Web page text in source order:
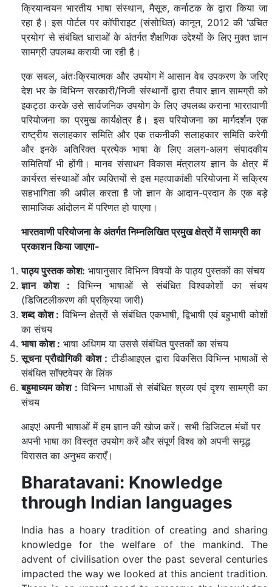
क्रियान्वयन भारतीय भाषा संस्थान, मैसूरु, कर्नाटक के द्वारा किया जा
रहा है। इस पोर्टल पर कॉपीराइट (संसोधित) कानून, 2012 की ‘उचित
प्रयोग’ से संबंधित धाराओं के अंतर्गत शैक्षणिक उद्देश्यों के लिए मुक्त ज्ञान
सामग्री उपलब्ध करायी जा रही है।
एक सबल, अंतःक्रियात्मक और उपयोग में आसान वेब उपकरण के जरिए
देश भर के विभिन्न सरकारी/निजी संस्थानों द्वारा तैयार ज्ञान सामग्री को
इकट्ठा करके उसे सार्वजनिक उपयोग के लिए उपलब्ध कराना भारतवाणी
परियोजना का प्रमुख कार्यक्षेत्र है। इस परियोजना का मार्गदर्शन एक
राष्ट्रीय सलाहकार समिति और एक तकनीकी सलाहकार समिति करेगी
और इनके अतिरिक्त प्रत्येक भाषा के लिए अलग-अलग संपादकीय
समितियाँ भी होंगी। मानव संसाधन विकास मंत्रालय ज्ञान के क्षेत्र में
कार्यरत संस्थाओं और व्यक्तियों से इस महत्वाकांक्षी परियोजना में सक्रिय
सहभागिता की अपील करता है जो ज्ञान के आदान-प्रदान के एक बड़े
सामाजिक आंदोलन में परिणत हो पाएगा।
भारतवाणी परियोजना के अंतर्गत निम्नलिखित प्रमुख क्षेत्रों में सामग्री का
प्रकाशन किया जाएगा-
पाठ्य पुस्तक कोश: भाषानुसार विभिन्न विषयों के पाठ्य पुस्तकों का संचय
ज्ञान कोश : विभिन्न भाषाओं से संबंधित विश्वकोशों का संचय
(डिजिटलीकरण की प्रक्रिया जारी)
शब्द कोश : विभिन्न क्षेत्रों से संबंधित एकभाषी, द्विभाषी एवं बहुभाषी कोशों
का संचय
भाषा कोश : भाषा अधिगम या उससे संबंधित पुस्तकों का संचय
सूचना प्रौद्योगिकी कोश : टीडीआइएल द्वारा विकसित विभिन्न भाषाओं से
संबंधित सॉफ्टवेयर के लिंक
बहुमाध्यम कोश : विभिन्न भाषाओं से संबंधित श्रव्य एवं दृश्य सामग्री का
संचय
आइए! अपनी भाषाओं में हम ज्ञान की खोज करें। सभी डिजिटल मंचों पर
अपनी भाषा का विस्तृत उपयोग करें और संपूर्ण विश्व को अपनी समृद्ध
विरासत का अनुभव कराएँ।
Bharatavani: Knowledge
through Indian languages
India has a hoary tradition of creating and sharing
knowledge for the welfare of the mankind. The
advent of civilisation over the past several centuries
impacted the way we looked at this ancient tradition.